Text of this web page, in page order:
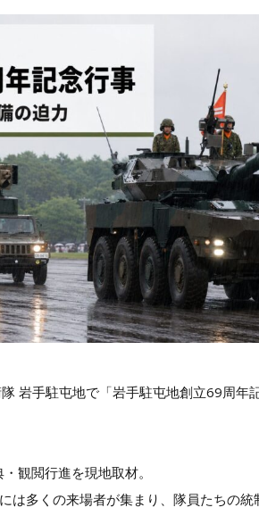
岩手駐屯地で「岩手駐屯地創立69周年
観閲行進を現地取材。
多くの来場者が集まり、隊員たちの統